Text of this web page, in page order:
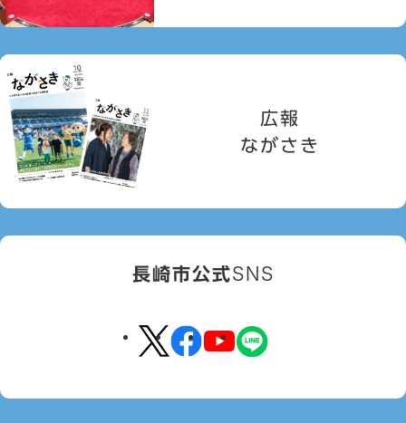
広報
ながさき
長崎市公式SNS